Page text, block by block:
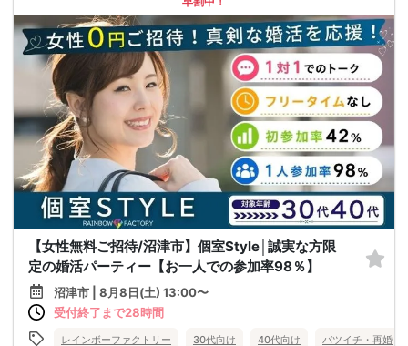
【女性無料ご招待/沼津市】個室Style│誠実な方限
定の婚活パーティー【お一人での参加率98％】
沼津市 | 8月8日(土) 13:00〜
受付終了まで28時間
レインボーファクトリー 30代向け 40代向け バツイチ・再婚